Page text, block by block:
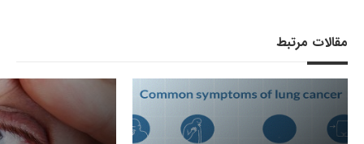
مقالات مرتبط